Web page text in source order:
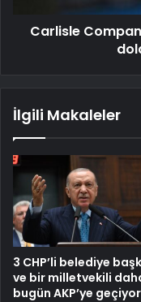
Carlisle
İlgili Makaleler
3 CHP’li belediye
ve bir milletvekili
bugün AKP’ye geçiyor